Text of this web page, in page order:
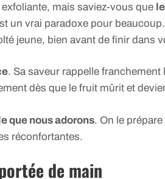
mais saviez-vous que
un vrai paradoxe pour
jeune, bien avant de finir dans
. Sa saveur rappelle franchement
dès que le fruit mûrit et
que nous adorons. On le
réconfortantes.
de main